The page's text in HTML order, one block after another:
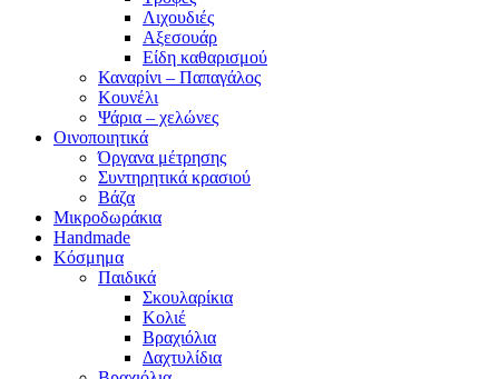
Λιχουδιές
Αξεσουάρ
Είδη καθαρισμού
Καναρίνι – Παπαγάλος
Κουνέλι
Ψάρια – χελώνες
Οινοποιητικά
Όργανα μέτρησης
Συντηρητικά κρασιού
Βάζα
Μικροδωράκια
Handmade
Κόσμημα
Παιδικά
Σκουλαρίκια
Κολιέ
Βραχιόλια
Δαχτυλίδια